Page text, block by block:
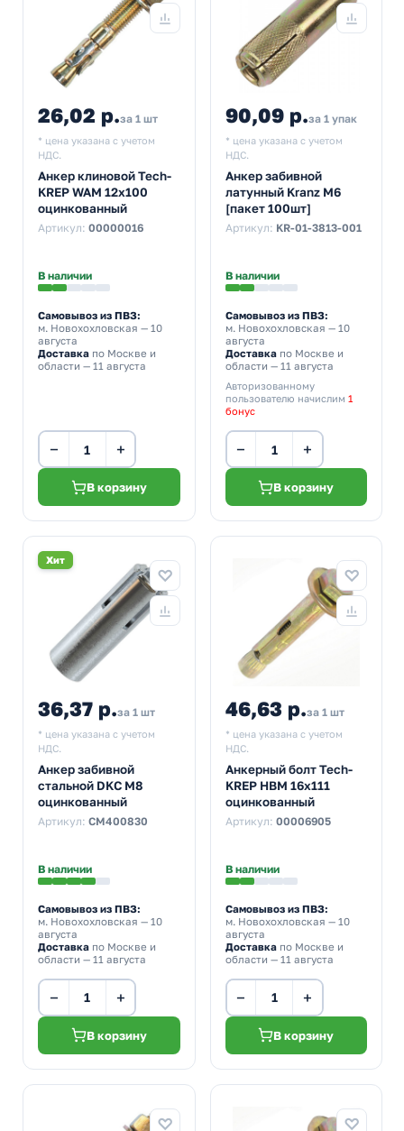
26,02 р.за 1 шт
* цена указана с учетом
НДС.
Анкер клиновой Tech-
KREP WAM 12х100
оцинкованный
Артикул: 00000016
В наличии
Самовывоз из ПВЗ:
м. Новохохловская — 10
августа
Доставка по Москве и
области — 11 августа
− +
В корзину
90,09 р.за 1 упак
* цена указана с учетом
НДС.
Анкер забивной
латунный Kranz М6
[пакет 100шт]
Артикул: KR-01-3813-001
В наличии
Самовывоз из ПВЗ:
м. Новохохловская — 10
августа
Доставкапо Москве и
области — 11 августа
Авторизованному
пользователю начислим 1
бонус
− +
В корзину
Хит
36,37 р.за 1 шт
* цена указана с учетом
НДС.
Анкер забивной
стальной DKC М8
оцинкованный
Артикул: CM400830
В наличии
Самовывоз из ПВЗ:
м. Новохохловская — 10
августа
Доставка по Москве и
области — 11 августа
− +
В корзину
46,63 р.за 1 шт
* цена указана с учетом
НДС.
Анкерный болт Tech-
KREP HBM 16х111
оцинкованный
Артикул: 00006905
В наличии
Самовывоз из ПВЗ:
м. Новохохловская — 10
августа
Доставкапо Москве и
области — 11 августа
− +
В корзину